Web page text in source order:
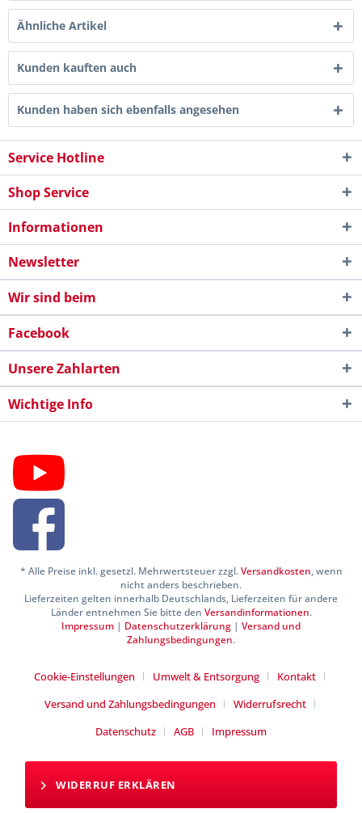
Ähnliche Artikel
Kunden kauften auch
Kunden haben sich ebenfalls angesehen
Service Hotline
Shop Service
Informationen
Newsletter
Wir sind beim
Facebook
Unsere Zahlarten
Wichtige Info
* Alle Preise inkl. gesetzl. Mehrwertsteuer zzgl.Versandkosten, wenn
nicht anders beschrieben.
Lieferzeiten gelten innerhalb Deutschlands, Lieferzeiten für andere
Länder entnehmen Sie bitte den Versandinformationen.
Impressum | Datenschutzerklärung | Versand und
Zahlungsbedingungen.
Cookie-Einstellungen Umwelt & Entsorgung
Kontakt
Versand und Zahlungsbedingungen
Widerrufsrecht
Datenschutz
AGB Impressum
WIDERRUF ERKLÄREN